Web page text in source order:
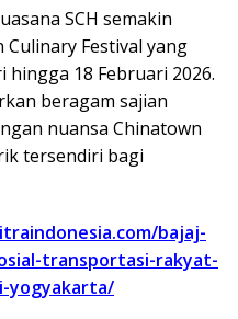
SCH semakin
Festival yang
hingga 18 Februari 2026.
beragam sajian
nuansa Chinatown
tersendiri bagi
bajaj-
transportasi-rakyat-
yogyakarta/